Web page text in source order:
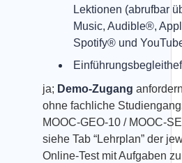
Lektionen (abrufbar
Music, Audible®,
Spotify® und
ja; Demo-Zugang
ohne fachliche
MOOC-GEO-10 / MOOC-
siehe Tab “Lehrplan” der
Online-Test mit Aufgaben